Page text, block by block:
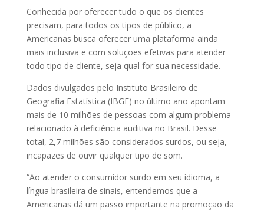
Conhecida por oferecer tudo o que os clientes
precisam, para todos os tipos de público, a
Americanas busca oferecer uma plataforma ainda
mais inclusiva e com soluções efetivas para atender
todo tipo de cliente, seja qual for sua necessidade.
Dados divulgados pelo Instituto Brasileiro de
Geografia Estatística (IBGE) no último ano apontam
mais de 10 milhões de pessoas com algum problema
relacionado à deficiência auditiva no Brasil. Desse
total, 2,7 milhões são considerados surdos, ou seja,
incapazes de ouvir qualquer tipo de som.
“Ao atender o consumidor surdo em seu idioma, a
língua brasileira de sinais, entendemos que a
Americanas dá um passo importante na promoção da